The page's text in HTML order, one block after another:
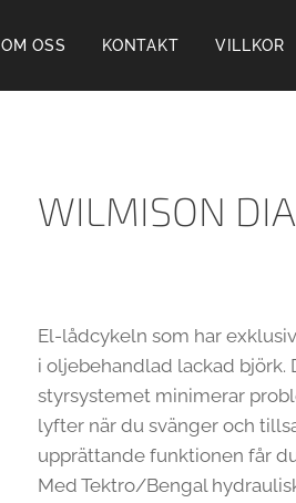
OM OSS KONTAKT VILLKOR
WILMISON
El-lådcykeln som har
i oljebehandlad lackad
styrsystemet minimerar
lyfter när du svänger och
upprättande funktionen får
Med Tektro/Bengal